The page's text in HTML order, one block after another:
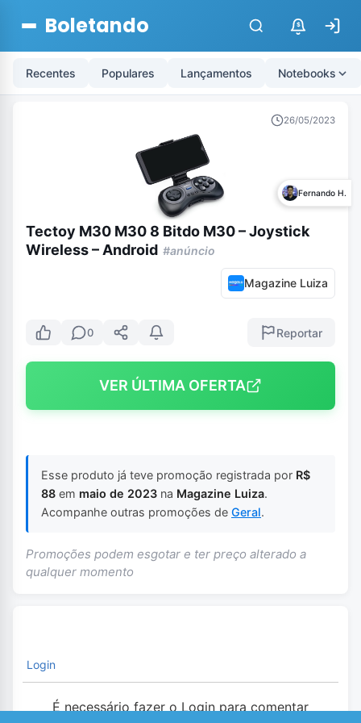
Boletando $
Recentes Populares Lançamentos Notebooks
26/05/2023
Fernando H.
Tectoy M30 M30 8 Bitdo M30 – Joystick
Wireless – Android #anúncio
Magazine Luiza
0 Reportar
VER ÚLTIMA OFERTA
Esse produto já teve promoção registrada por R$
88 em maio de 2023 na Magazine Luiza.
Acompanhe outras promoções de Geral.
Promoções podem esgotar e ter preço alterado a
qualquer momento
Login
É necessário fazer o Login para comentar